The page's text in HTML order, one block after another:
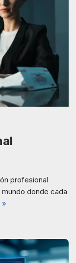
profesional
donde cada
»